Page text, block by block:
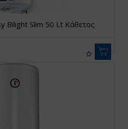
Bilight Slim 50 Lt Κάθετος